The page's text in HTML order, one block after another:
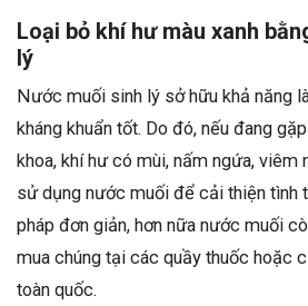
Loại bỏ khí hư màu xanh
lý
Nước muối sinh lý sở hữu khả năng
kháng khuẩn tốt. Do đó, nếu đang
khoa, khí hư có mùi, nấm ngứa, viêm
sử dụng nước muối để cải thiện tình
pháp đơn giản, hơn nữa nước muối
mua chúng tại các quầy thuốc hoặc
toàn quốc.